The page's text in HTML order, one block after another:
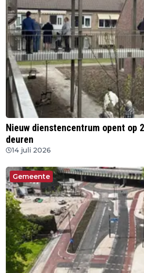
Nieuw dienstencentrum opent op
deuren
14 juli 2026
Gemeente